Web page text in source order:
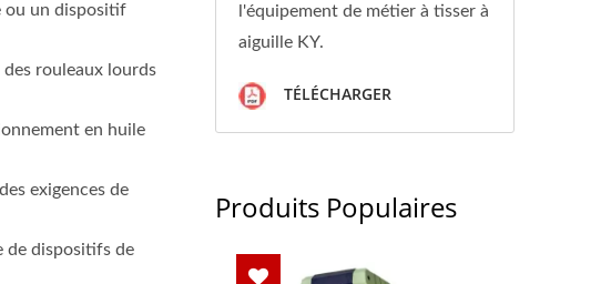
ou un dispositif
rouleaux lourds
en huile
exigences de
de dispositifs de
l'équipement de métier à tisser à
aiguille KY.
TÉLÉCHARGER
Produits Populaires